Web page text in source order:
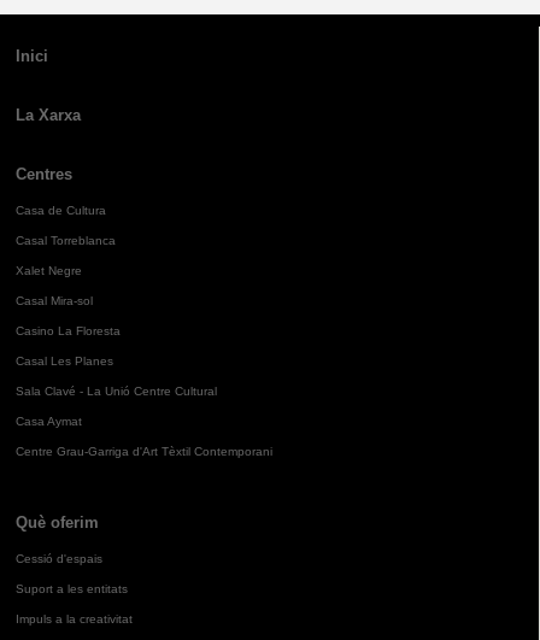
Inici
La Xarxa
Centres
Casa de Cultura
Casal Torreblanca
Xalet Negre
Casal Mira-sol
Casino La Floresta
Casal Les Planes
Sala Clavé - La Unió Centre Cultural
Casa Aymat
Centre Grau-Garriga d'Art Tèxtil Contemporani
Què oferim
Cessió d'espais
Suport a les entitats
Impuls a la creativitat